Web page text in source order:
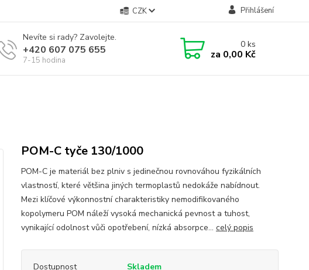
CZK Přihlášení
Nevíte si rady? Zavolejte.
+420 607 075 655
7-15 hodina
0ks
za 0,00 Kč
POM-C tyče 130/1000
POM-C je materiál bez plniv s jedinečnou rovnováhou fyzikálních
vlastností, které většina jiných termoplastů nedokáže nabídnout.
Mezi klíčové výkonnostní charakteristiky nemodifikovaného
kopolymeru POM náleží vysoká mechanická pevnost a tuhost,
vynikající odolnost vůči opotřebení, nízká absorpce... celý popis
Dostupnost Skladem